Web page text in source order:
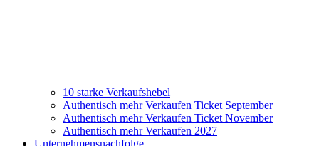
10 starke Verkaufshebel
Authentisch mehr Verkaufen Ticket September
Authentisch mehr Verkaufen Ticket November
Authentisch mehr Verkaufen 2027